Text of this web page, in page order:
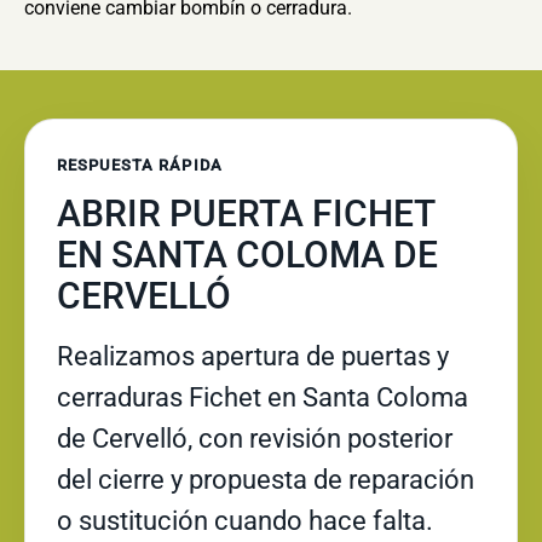
conviene cambiar bombín o cerradura.
RESPUESTA RÁPIDA
ABRIR PUERTA FICHET
EN SANTA COLOMA DE
CERVELLÓ
Realizamos apertura de puertas y
cerraduras Fichet en Santa Coloma
de Cervelló, con revisión posterior
del cierre y propuesta de reparación
o sustitución cuando hace falta.